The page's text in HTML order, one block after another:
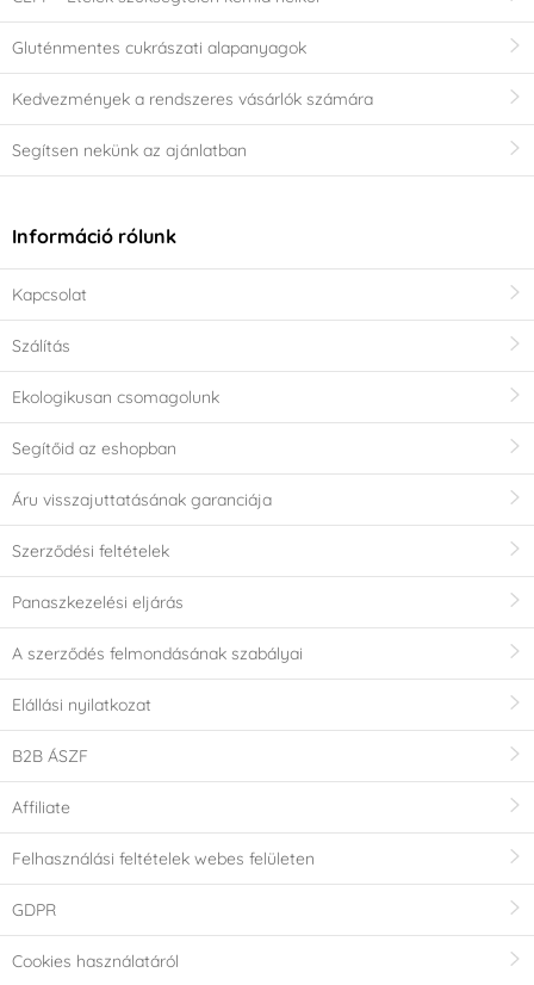
Gluténmentes cukrászati alapanyagok
Kedvezmények a rendszeres vásárlók számára
Segítsen nekünk az ajánlatban
Információ rólunk
Kapcsolat
Szálítás
Ekologikusan csomagolunk
Segítőid az eshopban
Áru visszajuttatásának garanciája
Szerződési feltételek
Panaszkezelési eljárás
A szerződés felmondásának szabályai
Elállási nyilatkozat
B2B ÁSZF
Affiliate
Felhasználási feltételek webes felületen
GDPR
Cookies használatáról